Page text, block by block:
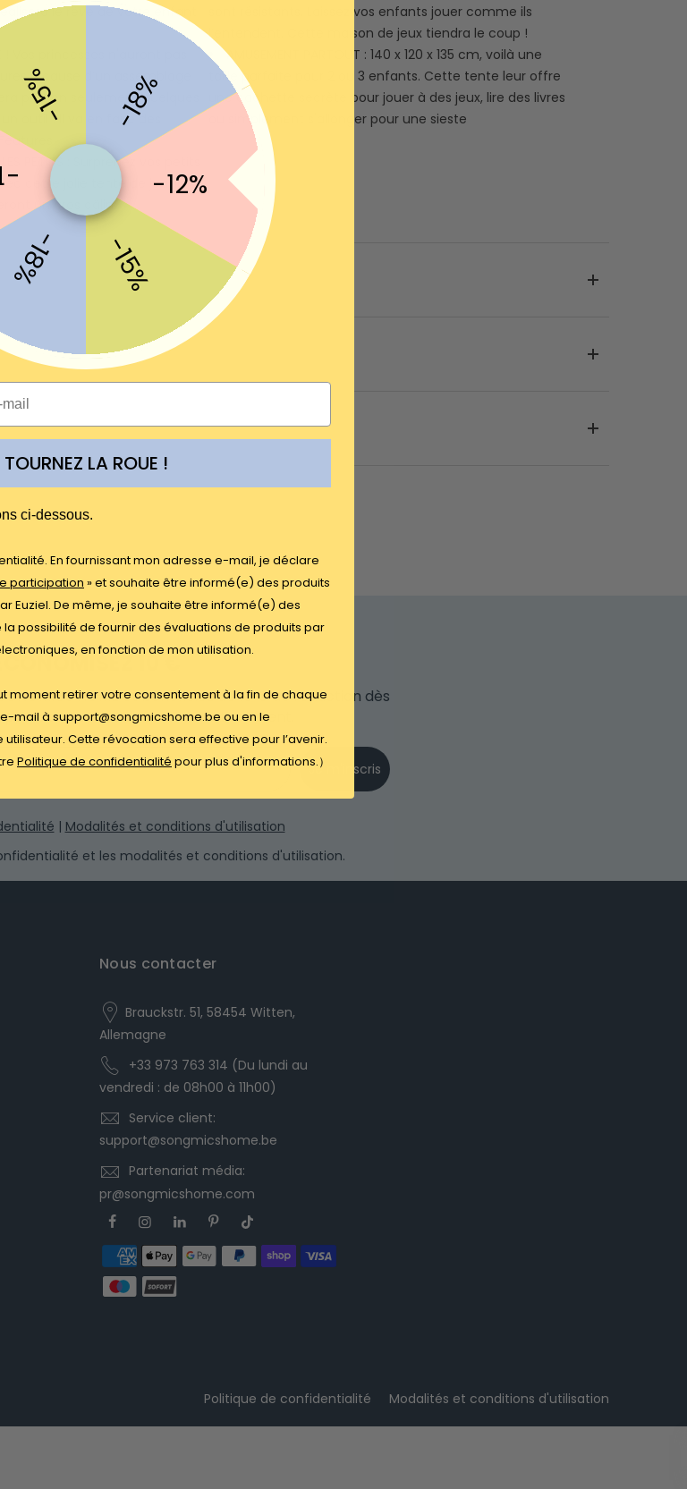
le rêve de votre enfant
sont résistants. Laissez vos enfants jouer comme ils
l’entendent. Cette maison de jeux tiendra le coup !
! Vos princesses n'auront pas
à cause d’un assemblage
prêt en seulement quelques
outil ! Il va en faire des
AMUSEMENT PARTOUT : 140 x 120 x 135 cm, voilà une
taille parfaite pour 2 ou 3 enfants. Cette tente leur offre
une cachette secrète pour jouer à des jeux, lire des livres
ou simplement s'allonger pour une sieste
LES PETITS : Surprenez vos petits
cette jolie tente de jeu, ils
un gros câlin
10 €
HOME et bénéficiez de 10 € de réduction dès
vous désabonner à tout moment.
Je m'inscris
| Modalités et conditions d'utilisation
and the terms and conditions.
et les modalités et conditions d'utilisation.
Nous contacter
Brauckstr. 51, 58454 Witten,
Allemagne
+33 973 763 314 (Du lundi au
vendredi : de 08h00 à 11h00)
Service client:
support@songmicshome.be
Partenariat média:
pr@songmicshome.com
Politique de confidentialité Modalités et conditions d'utilisation
-18%
-12%
-15%
-18%
-15%
TOURNEZ LA ROUE !
ci-dessous.
En fournissant mon adresse e-mail, je déclare
participation » et souhaite être informé(e) des produits
Euziel. De même, je souhaite être informé(e) des
possibilité de fournir des évaluations de produits par
en fonction de mon utilisation.
moment retirer votre consentement à la fin de chaque
mail à support@songmicshome.be ou en le
Cette révocation sera effective pour l’avenir.
Politique de confidentialité pour plus d'informations.）